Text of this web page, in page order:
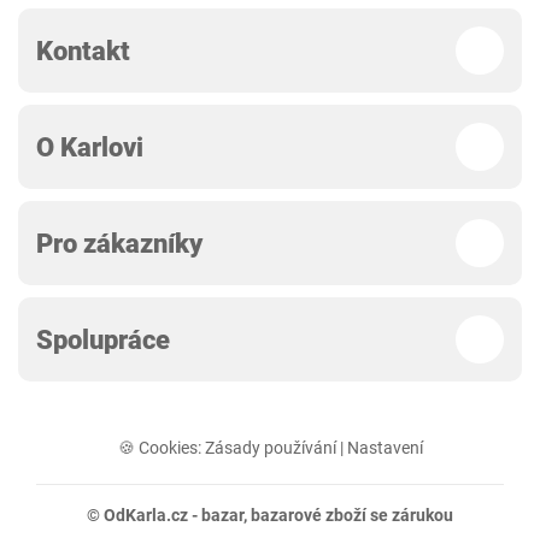
Kontakt
O Karlovi
Pro zákazníky
Spolupráce
🍪 Cookies:Zásady používání| Nastavení
© OdKarla.cz - bazar, bazarové zboží se zárukou